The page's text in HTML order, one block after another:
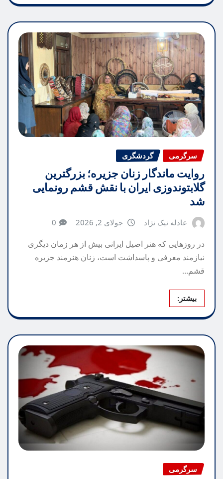
سرگرمی گردشگری
روایت ماندگار زنان جزیره؛ بزرگترین
گلابتوندوزی ایران با نقش قشم رونمایی
شد
عادله نیک نژاد جولای 2, 2026 0
در روزهایی که هنر اصیل ایرانی بیش از هر زمان دیگری
نیازمند معرفی و پاسداشت است، زنان هنرمند جزیره
قشم…
بیشتر:
سرگرمی